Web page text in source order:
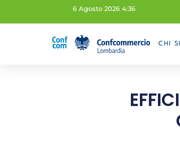
6 Agosto 2026 4:36
CHI